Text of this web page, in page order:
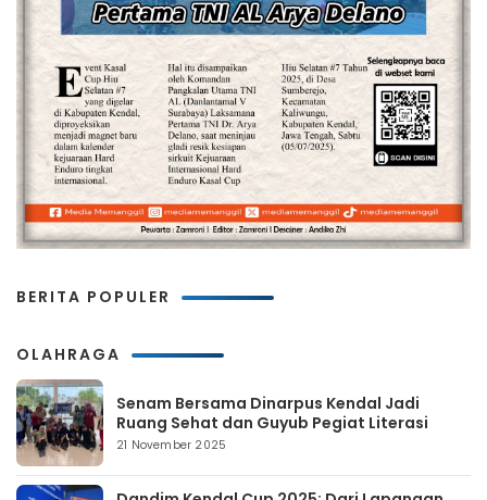
BERITA POPULER
OLAHRAGA
Senam Bersama Dinarpus Kendal Jadi
Ruang Sehat dan Guyub Pegiat Literasi
21 November 2025